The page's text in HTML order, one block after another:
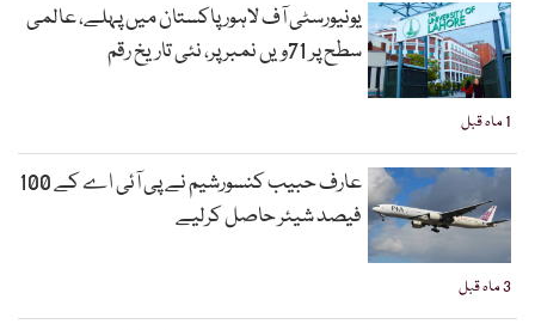
1 ماہ قبل
یونیورسٹی آف لاہور پاکستان میں پہلے، عالمی
سطح پر 71ویں نمبر پر، نئی تاریخ رقم
3 ماہ قبل
عارف حبیب کنسورشیم نے پی آئی اے کے 100
فیصد شیئر حاصل کرلیے